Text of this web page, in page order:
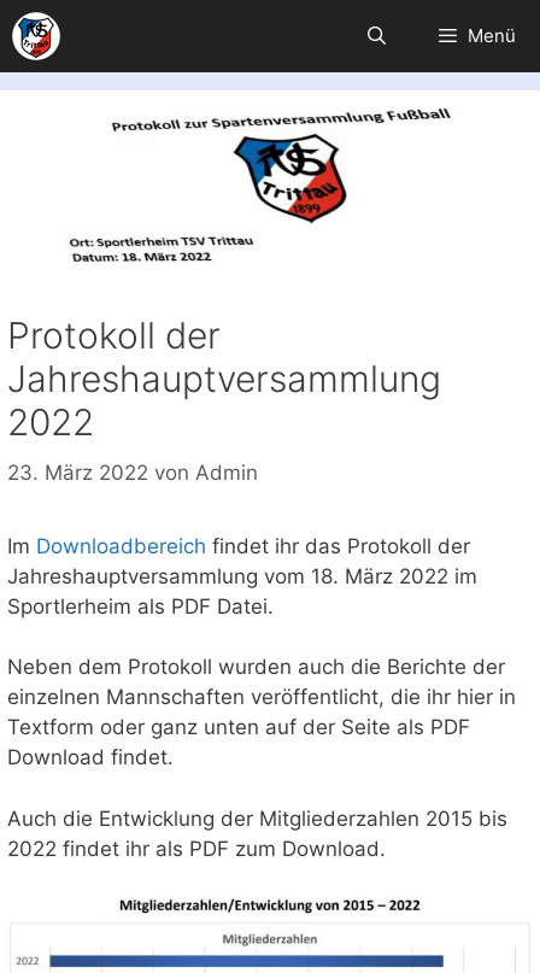
Zum
Inhalt
springen
Menü
Protokoll der
Jahreshauptversammlung
2022
23. März 2022 von Admin
Im Downloadbereich findet ihr das Protokoll der
Jahreshauptversammlung vom 18. März 2022 im
Sportlerheim als PDF Datei.
Neben dem Protokoll wurden auch die Berichte der
einzelnen Mannschaften veröffentlicht, die ihr hier in
Textform oder ganz unten auf der Seite als PDF
Download findet.
Auch die Entwicklung der Mitgliederzahlen 2015 bis
2022 findet ihr als PDF zum Download.